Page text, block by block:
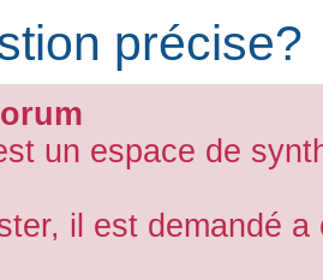
précise?
un espace de
il est demandé a